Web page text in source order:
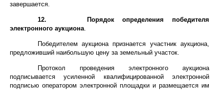
завершается.
12.
Порядок определения победителя
электронного аукциона.
Победителем аукциона признается участник аукциона,
предложивший наибольшую цену за земельный участок.
Протокол проведения электронного аукциона
подписывается усиленной квалифицированной электронной
подписью оператором электронной площадки и размещается им